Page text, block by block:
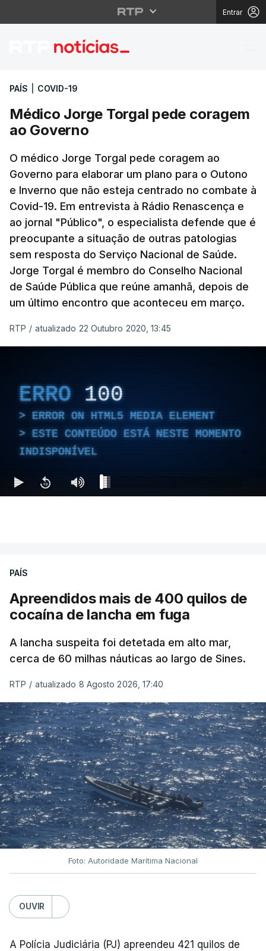
Entrar
Médico Jorge Torgal
PAÍS COVID-19
Médico Jorge Torgal pede coragem
ao Governo
O médico Jorge Torgal pede coragem ao
Governo para elaborar um plano para o Outono
e Inverno que não esteja centrado no combate à
Covid-19. Em entrevista à Rádio Renascença e
ao jornal "Público", o especialista defende que é
preocupante a situação de outras patologias
sem resposta do Serviço Nacional de Saúde.
Jorge Torgal é membro do Conselho Nacional
de Saúde Pública que reúne amanhã, depois de
um último encontro que aconteceu em março.
RTP / atualizado 22 Outubro 2020, 13:45
ERRO 100
ERROR ON HTML5 MEDIA ELEMENT
ESTE CONTEÚDO ESTÁ NESTE MOMENTO
INDISPONÍVEL
PAÍS
Apreendidos mais de 400 quilos de
cocaína de lancha em fuga
A lancha suspeita foi detetada em alto mar,
cerca de 60 milhas náuticas ao largo de Sines.
RTP / atualizado 8 Agosto 2026, 17:40
Foto: Autoridade Marítima Nacional
OUVIR
A Polícia Judiciária (PJ) apreendeu 421 quilos de